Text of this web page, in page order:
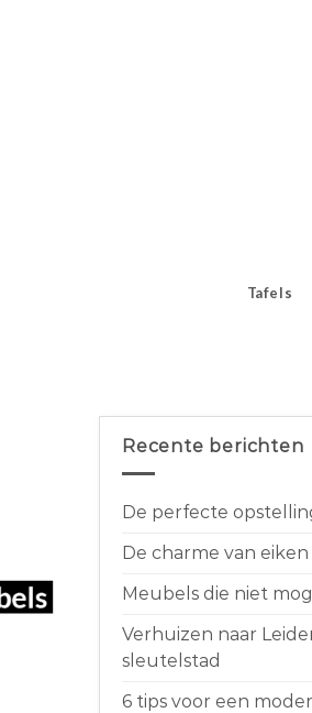
Tafels
Recente berichten
De perfecte
De charme van
Meubels die niet
Verhuizen naar
sleutelstad
6 tips voor een